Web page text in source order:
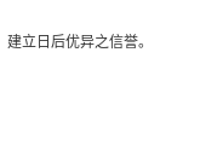
立日后优异之信誉。